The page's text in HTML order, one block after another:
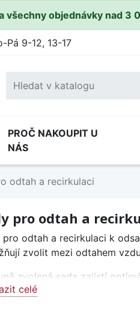
všechny objednávky nad 3
Pá 9-12, 13-17
PROČ NAKOUPIT U
NÁS
odtah a recirkulaci
pro odtah a
celé
pro odtah a recirkulaci k
zvolit mezi odtahem
zvolená sada zajistí
vzduchu mimo